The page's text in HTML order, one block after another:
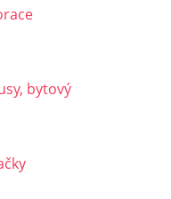
bytový